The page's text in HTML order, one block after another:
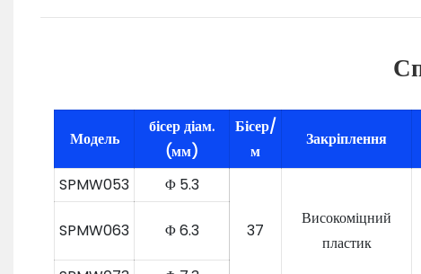
Модель
бісер діам.
(мм)
Бісер/
м
Закріплення
SPMW053
Φ 5.3
37
Високоміцний
пластик
SPMW063 Φ 6.3